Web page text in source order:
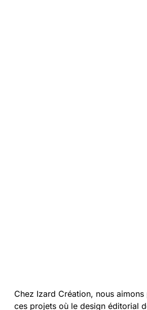
Chez Izard Création, nous
ces projets où le design éditorial